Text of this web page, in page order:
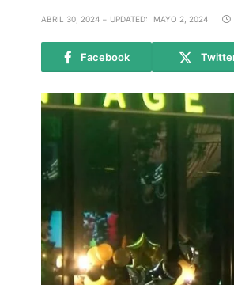
ABRIL 30, 2024 UPDATED: MAYO 2, 2024
Facebook